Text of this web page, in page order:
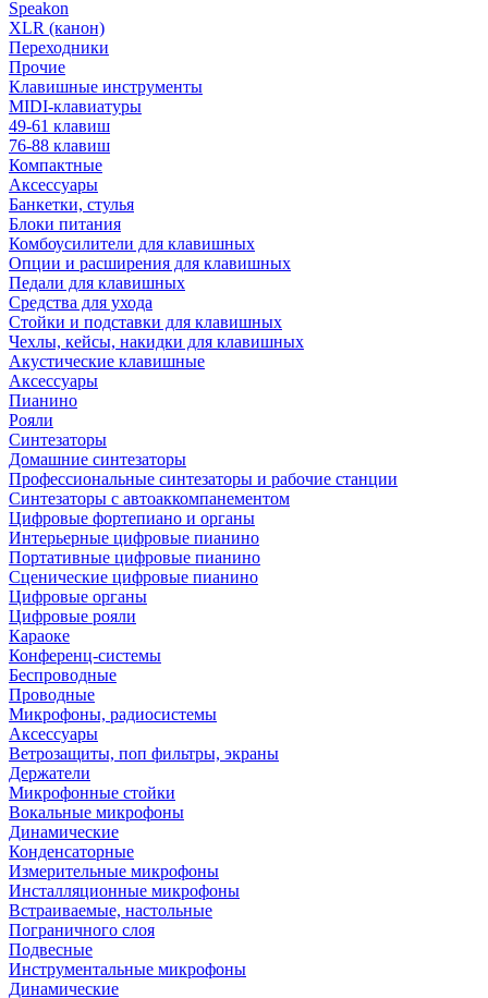
Speakon
XLR (канон)
Переходники
Прочие
Клавишные инструменты
MIDI-клавиатуры
49-61 клавиш
76-88 клавиш
Компактные
Аксессуары
Банкетки, стулья
Блоки питания
Комбоусилители для клавишных
Опции и расширения для клавишных
Педали для клавишных
Средства для ухода
Стойки и подставки для клавишных
Чехлы, кейсы, накидки для клавишных
Акустические клавишные
Аксессуары
Пианино
Рояли
Синтезаторы
Домашние синтезаторы
Профессиональные синтезаторы и рабочие станции
Синтезаторы с автоаккомпанементом
Цифровые фортепиано и органы
Интерьерные цифровые пианино
Портативные цифровые пианино
Сценические цифровые пианино
Цифровые органы
Цифровые рояли
Караоке
Конференц-системы
Беспроводные
Проводные
Микрофоны, радиосистемы
Аксессуары
Ветрозащиты, поп фильтры, экраны
Держатели
Микрофонные стойки
Вокальные микрофоны
Динамические
Конденсаторные
Измерительные микрофоны
Инсталляционные микрофоны
Встраиваемые, настольные
Пограничного слоя
Подвесные
Инструментальные микрофоны
Динамические